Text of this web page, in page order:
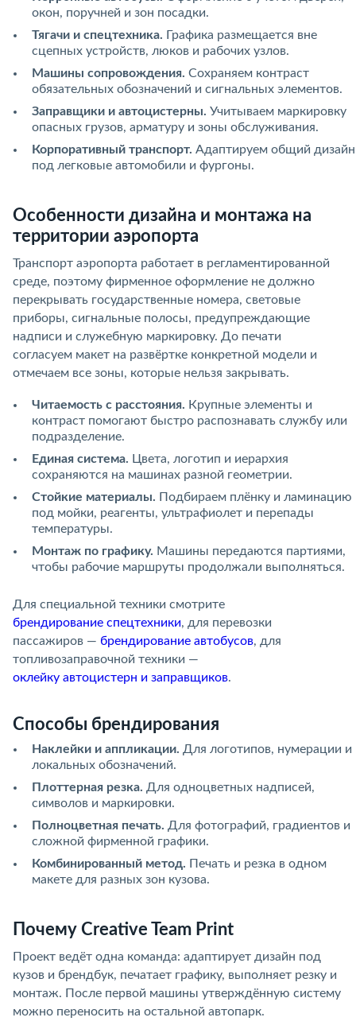
окон, поручней и зон посадки.
Тягачи и спецтехника. Графика размещается вне
сцепных устройств, люков и рабочих узлов.
Машины сопровождения. Сохраняем контраст
обязательных обозначений и сигнальных элементов.
Заправщики и автоцистерны. Учитываем маркировку
опасных грузов, арматуру и зоны обслуживания.
Корпоративный транспорт. Адаптируем общий дизайн
под легковые автомобили и фургоны.
Особенности дизайна и монтажа на
территории аэропорта
Транспорт аэропорта работает в регламентированной
среде, поэтому фирменное оформление не должно
перекрывать государственные номера, световые
приборы, сигнальные полосы, предупреждающие
надписи и служебную маркировку. До печати
согласуем макет на развёртке конкретной модели и
отмечаем все зоны, которые нельзя закрывать.
Читаемость с расстояния. Крупные элементы и
контраст помогают быстро распознавать службу или
подразделение.
Единая система. Цвета, логотип и иерархия
сохраняются на машинах разной геометрии.
Стойкие материалы. Подбираем плёнку и ламинацию
под мойки, реагенты, ультрафиолет и перепады
температуры.
Монтаж по графику. Машины передаются партиями,
чтобы рабочие маршруты продолжали выполняться.
Для специальной техники смотрите
брендирование спецтехники, для перевозки
пассажиров — брендирование автобусов, для
топливозаправочной техники —
оклейку автоцистерн и заправщиков.
Способы брендирования
Наклейки и аппликации. Для логотипов, нумерации и
локальных обозначений.
Плоттерная резка. Для одноцветных надписей,
символов и маркировки.
Полноцветная печать. Для фотографий, градиентов и
сложной фирменной графики.
Комбинированный метод. Печать и резка в одном
макете для разных зон кузова.
Почему Creative Team Print
Проект ведёт одна команда: адаптирует дизайн под
кузов и брендбук, печатает графику, выполняет резку и
монтаж. После первой машины утверждённую систему
можно переносить на остальной автопарк.